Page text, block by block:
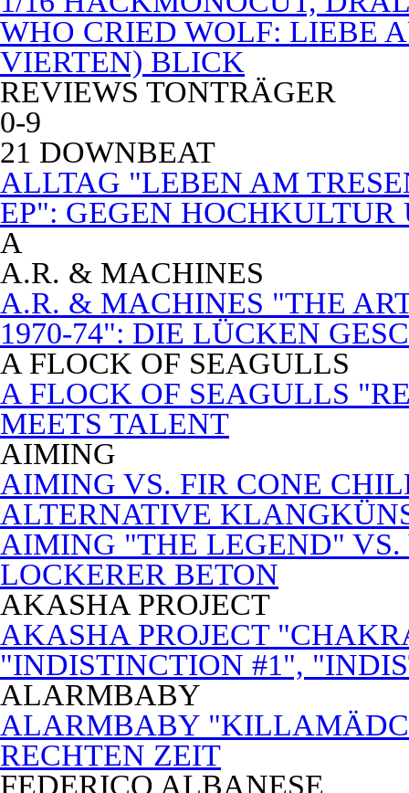
WHO CRIED WOLF: LIEBE
VIERTEN) BLICK
REVIEWS TONTRÄGER
0-9
21 DOWNBEAT
ALLTAG "LEBEN AM
EP": GEGEN
A
A.R. & MACHINES
A.R. & MACHINES "THE
1970-74": DIE LÜCKEN
A FLOCK OF SEAGULLS
A FLOCK OF SEAGULLS
MEETS TALENT
AIMING
AIMING VS. FIR CONE
ALTERNATIVE
AIMING "THE LEGEND"
LOCKERER BETON
AKASHA PROJECT
AKASHA PROJECT
"INDISTINCTION #1",
ALARMBABY
ALARMBABY
RECHTEN ZEIT
FEDERICO ALBANESE